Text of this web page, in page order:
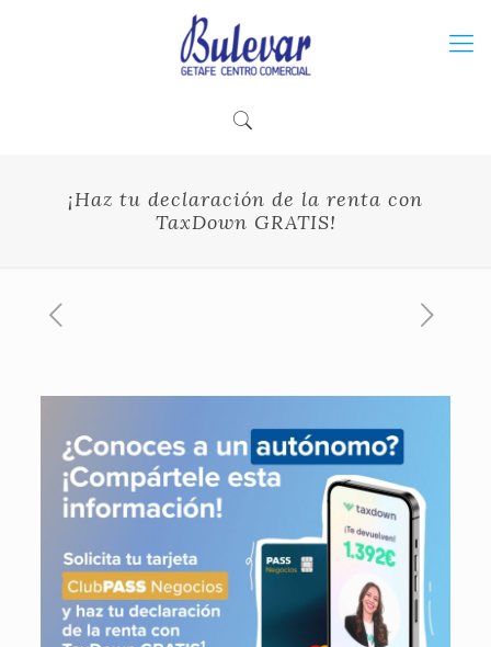
¡Haz tu declaración de la renta con
TaxDown GRATIS!